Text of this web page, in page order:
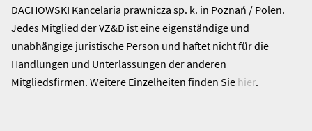
DACHOWSKI Kancelaria prawnicza sp. k. in Poznań / Polen.
Jedes Mitglied der VZ&D ist eine eigenständige und
unabhängige juristische Person und haftet nicht für die
Handlungen und Unterlassungen der anderen
Mitgliedsfirmen. Weitere Einzelheiten finden Sie hier.